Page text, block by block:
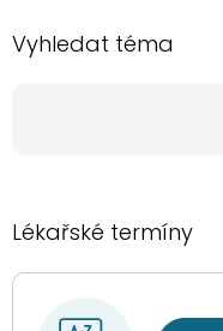
Vyhledat téma
Lékařské termíny